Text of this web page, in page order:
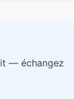
— échangez